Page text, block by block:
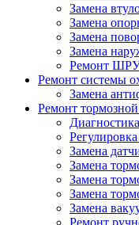
Замена
Замена
Замена
Замена
Ремонт
Ремонт системы
Замена
Ремонт
Замена
Замена
Замена
Замена
Замена